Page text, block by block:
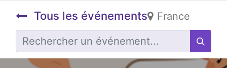
Tous les événements France